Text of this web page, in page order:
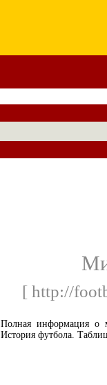
[ http://
Полная информация о
История футбола.